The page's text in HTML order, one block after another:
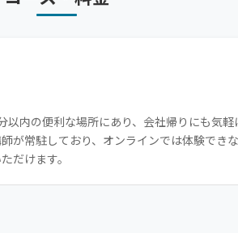
以内の便利な場所にあり、会社帰りにも気
が常駐しており、オンラインでは体験でき
だけます。